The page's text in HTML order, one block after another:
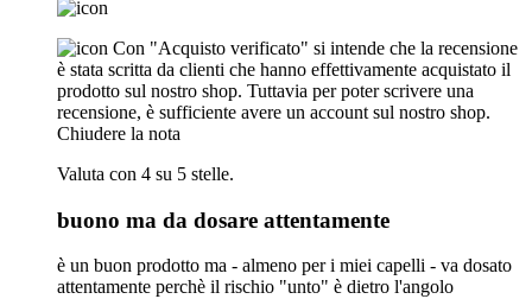
Con "Acquisto verificato" si intende che la recensione
è stata scritta da clienti che hanno effettivamente acquistato il
prodotto sul nostro shop. Tuttavia per poter scrivere una
recensione, è sufficiente avere un account sul nostro shop.
Chiudere la nota
Valuta con 4 su 5 stelle.
buono ma da dosare attentamente
è un buon prodotto ma - almeno per i miei capelli - va dosato
attentamente perchè il rischio "unto" è dietro l'angolo